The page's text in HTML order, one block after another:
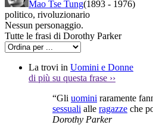
Mao Tse Tung(1893 - 1976)
politico, rivoluzionario
Nessun personaggio.
Tutte le frasi di Dorothy Parker
La trovi in Uomini e Donne
di più su questa frase ››
“Gli uomini raramente
sessuali alle ragazze che
Dorothy Parker